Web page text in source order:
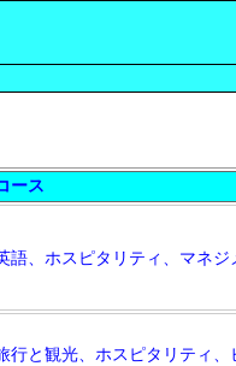
ース
語、ホスピタリティ、マネジ
行と観光、ホスピタリティ、